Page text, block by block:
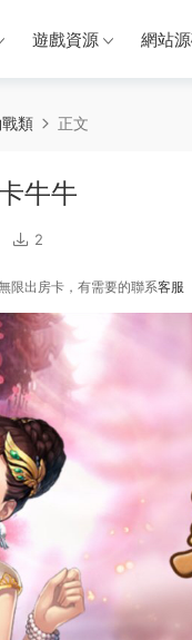
遊戲資源 網站
類 正文
牛牛
2
限出房卡，有需要的聯系客服